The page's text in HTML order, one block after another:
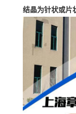
结晶为针状或片